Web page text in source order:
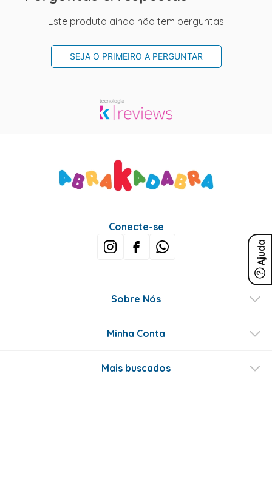
Este produto ainda não tem perguntas
SEJA O PRIMEIRO A PERGUNTAR
Ajuda
Conecte-se
Sobre Nós
Minha Conta
Mais buscados